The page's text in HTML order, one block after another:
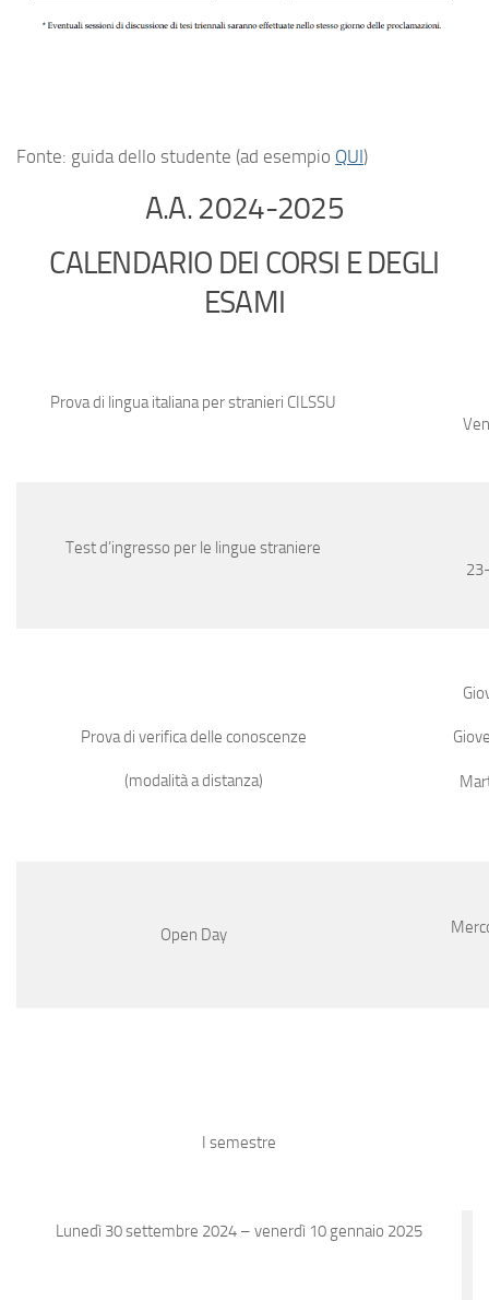
Fonte: guida dello studente (ad esempio QUI)
A.A. 2024-2025
CALENDARIO DEI CORSI E DEGLI
ESAMI
Prova di lingua italiana per stranieri CILSSU
Test d’ingresso per le lingue straniere
Prova di verifica delle conoscenze
(modalità a distanza)
Open Day
I semestre
Lunedì 30 settembre 2024 – venerdì 10 gennaio 2025